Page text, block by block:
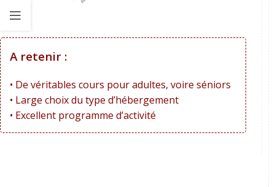
A retenir :
• De véritables cours pour adultes, voire séniors
• Large choix du type d’hébergement
• Excellent programme d’activité